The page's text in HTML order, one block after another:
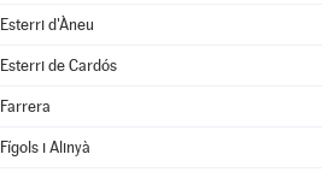
Esterri d'Àneu
Esterri de Cardós
Farrera
Fígols i Alinyà